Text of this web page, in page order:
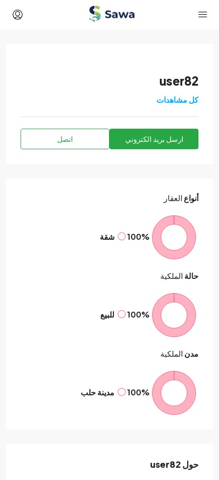
user82
كل مشاهدات
ارسل بريد الكتروني اتصل
أنواع العقار
100% شقة
حالة الملكية
100% للبيع
مدن الملكية
100% مدينة حلب
حول user82